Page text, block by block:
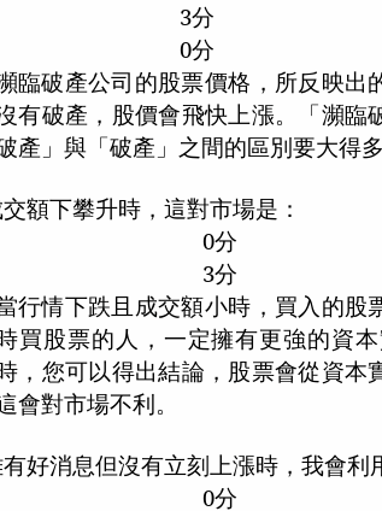
3分
0分
臨破產公司的股票價格，所反映
有破產，股價會飛快上漲。「瀕臨
產」與「破產」之間的區別要大得
額下攀升時，這對市場是：
0分
3分
行情下跌且成交額小時，買入的
買股票的人，一定擁有更強的資
，您可以得出結論，股票會從資本
會對市場不利。
好消息但沒有立刻上漲時，我會利
0分